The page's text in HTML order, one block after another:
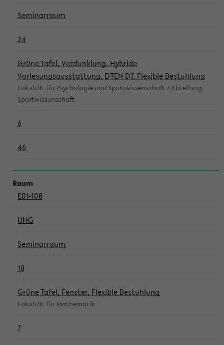
Seminarraum
24
Grüne Tafel, Verdunklung, Hybride
Vorlesungsausstattung, DTEN D7, Flexible Bestuhlung
Fakultät für Psychologie und Sportwissenschaft / Abteilung
Sportwissenschaft
6
46
E01-108
UHG
Seminarraum
18
Grüne Tafel, Fenster, Flexible Bestuhlung
Fakultät für Mathematik
7